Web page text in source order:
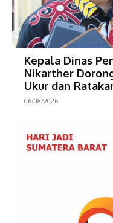
Kepala Dinas
Nikarther
Ukur dan
06/08/2026